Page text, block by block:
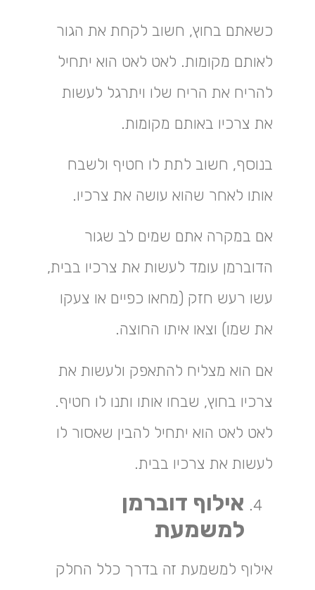
כשאתם בחוץ, חשוב לקחת את הגור
לאותם מקומות. לאט לאט הוא יתחיל
להריח את הריח שלו ויתרגל לעשות
את צרכיו באותם מקומות.
בנוסף, חשוב לתת לו חטיף ולשבח
אותו לאחר שהוא עושה את צרכיו.
אם במקרה אתם שמים לב שגור
הדוברמן עומד לעשות את צרכיו בבית,
עשו רעש חזק (מחאו כפיים או צעקו
את שמו) וצאו איתו החוצה.
אם הוא מצליח להתאפק ולעשות את
צרכיו בחוץ, שבחו אותו ותנו לו חטיף.
לאט לאט הוא יתחיל להבין שאסור לו
לעשות את צרכיו בבית.
אילוף דוברמן
למשמעת
אילוף למשמעת זה בדרך כלל החלק